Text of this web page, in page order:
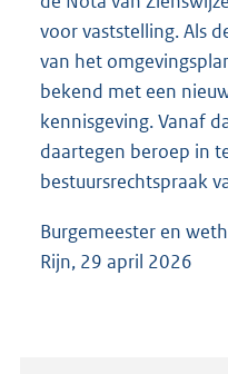
voor vaststelling. Als
van het
bekend met een
kennisgeving. Vanaf
daartegen beroep in
bestuursrechtspraak
Burgemeester en
Rijn, 29 april 2026